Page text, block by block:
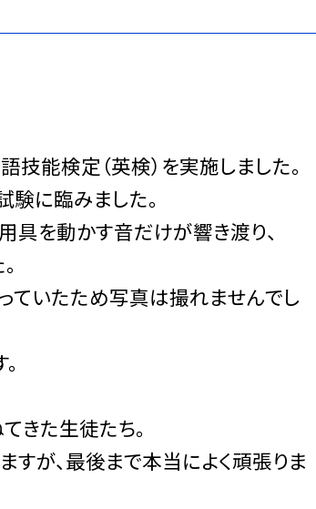
能検定（英検）を実施しました。
に臨みました。
具を動かす音だけが響き渡り、
ていたため写真は撮れませんでし
きた生徒たち。
が、最後まで本当によく頑張りま